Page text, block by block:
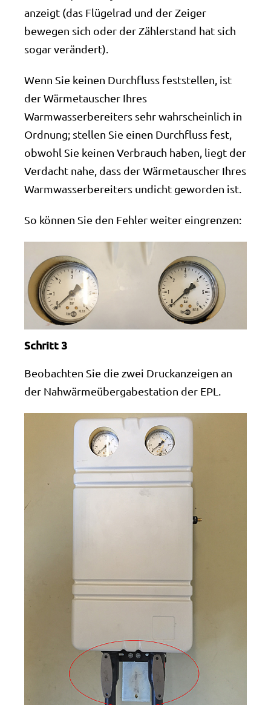
anzeigt (das Flügelrad und der Zeiger
bewegen sich oder der Zählerstand hat sich
sogar verändert).
Wenn Sie keinen Durchfluss feststellen, ist
der Wärmetauscher Ihres
Warmwasserbereiters sehr wahrscheinlich in
Ordnung; stellen Sie einen Durchfluss fest,
obwohl Sie keinen Verbrauch haben, liegt der
Verdacht nahe, dass der Wärmetauscher Ihres
Warmwasserbereiters undicht geworden ist.
So können Sie den Fehler weiter eingrenzen:
Schritt 3
Beobachten Sie die zwei Druckanzeigen an
der Nahwärmeübergabestation der EPL.